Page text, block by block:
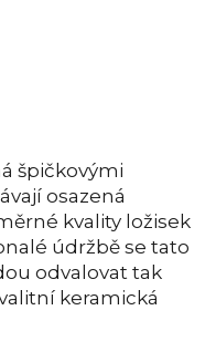
špičkovými
osazená
kvality ložisek
údržbě se tato
odvalovat tak
keramická